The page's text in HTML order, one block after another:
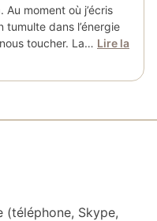
moment où j’écris
tumulte dans l’énergie
toucher. La… Lire la
(téléphone, Skype,